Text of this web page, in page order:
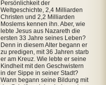
Persönlichkeit der
Weltgeschichte, 2,4 Milliarden
Christen und 2,2 Milliarden
Moslems kennen ihn. Aber, wie
lebte Jesus aus Nazareth die
ersten 33 Jahre seines Leben?
Denn in diesem Alter begann er
zu predigen, mit 36 Jahren starb
er am Kreuz. Wie lebte er seine
Kindheit mit den Geschwistern
in der Sippe in seiner Stadt?
Wann begann seine Bildung mit